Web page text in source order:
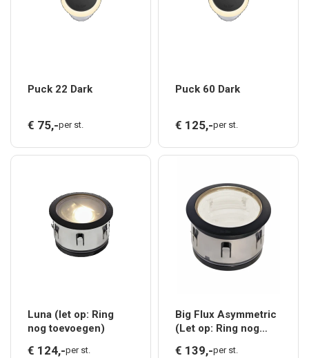
Puck 22 Dark
€ 75,-per st.
Puck 60 Dark
€ 125,-per st.
Luna (let op: Ring
nog toevoegen)
€ 124,-per st.
Big Flux Asymmetric
(Let op: Ring nog
€ 139,-per st.